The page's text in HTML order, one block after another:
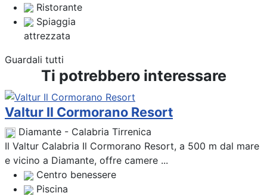
Ristorante
Spiaggia
attrezzata
Guardali tutti
Ti potrebbero interessare
Valtur Il Cormorano Resort
Diamante - Calabria Tirrenica
Il Valtur Calabria Il Cormorano Resort, a 500 m dal mare
e vicino a Diamante, offre camere ...
Centro benessere
Piscina